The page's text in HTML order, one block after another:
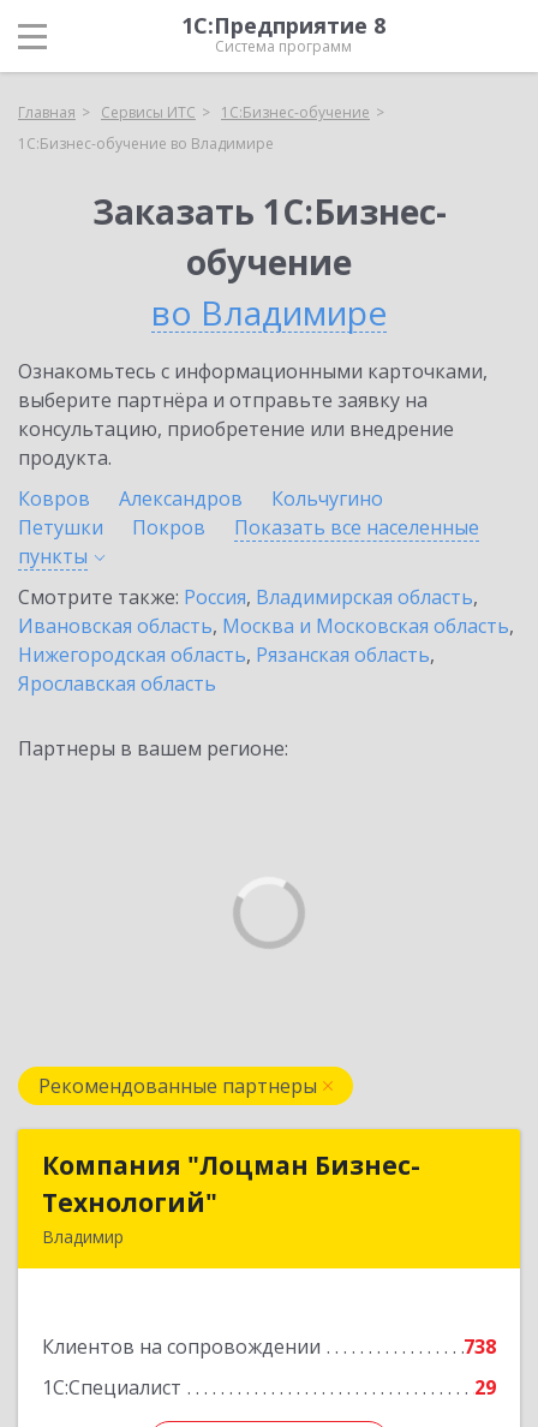
1С:Предприятие 8
Система программ
Главная Сервисы ИТС
1С:Бизнес-обучение
1С:Бизнес-обучение во Владимире
Заказать 1С:Бизнес-
обучение
во Владимире
Ознакомьтесь с информационными карточками,
выберите партнёра и отправьте заявку на
консультацию, приобретение или внедрение
продукта.
Ковров
Александров
Кольчугино
Петушки
Покров
Показать все населенные
пункты
Смотрите также: Россия, Владимирская область,
Ивановская область, Москва и Московская область,
Нижегородская область, Рязанская область,
Ярославская область
Партнеры в вашем регионе:
Рекомендованные партнеры
Компания "Лоцман Бизнес-
Технологий"
Владимир
Клиентов на сопровождении
738
1С:Специалист
29
Компания "Лоцман Бизнес-
Подробнее